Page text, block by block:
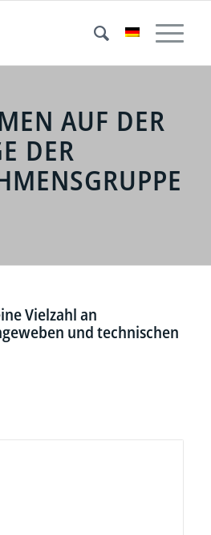
AUF DER
DER
Vielzahl an
und technischen